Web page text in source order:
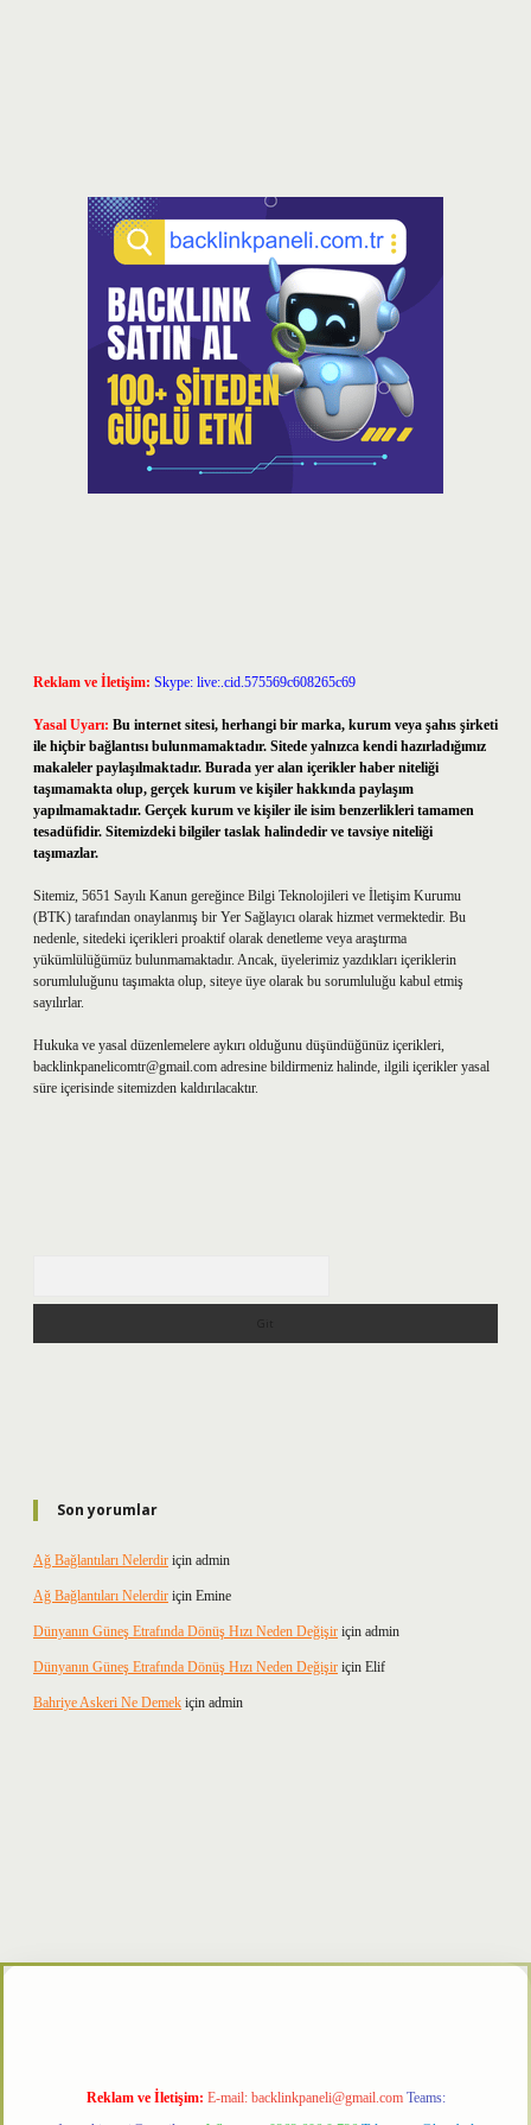
Reklam ve İletişim: Skype: live:.cid.575569c608265c69
Yasal Uyarı: Bu internet sitesi, herhangi bir marka, kurum veya şahıs şirketi
ile hiçbir bağlantısı bulunmamaktadır. Sitede yalnızca kendi hazırladığımız
makaleler paylaşılmaktadır. Burada yer alan içerikler haber niteliği
taşımamakta olup, gerçek kurum ve kişiler hakkında paylaşım
yapılmamaktadır. Gerçek kurum ve kişiler ile isim benzerlikleri tamamen
tesadüfidir. Sitemizdeki bilgiler taslak halindedir ve tavsiye niteliği
taşımazlar.
Sitemiz, 5651 Sayılı Kanun gereğince Bilgi Teknolojileri ve İletişim Kurumu
(BTK) tarafından onaylanmış bir Yer Sağlayıcı olarak hizmet vermektedir. Bu
nedenle, sitedeki içerikleri proaktif olarak denetleme veya araştırma
yükümlülüğümüz bulunmamaktadır. Ancak, üyelerimiz yazdıkları içeriklerin
sorumluluğunu taşımakta olup, siteye üye olarak bu sorumluluğu kabul etmiş
sayılırlar.
Hukuka ve yasal düzenlemelere aykırı olduğunu düşündüğünüz içerikleri,
backlinkpanelicomtr@gmail.com adresine bildirmeniz halinde, ilgili içerikler yasal
süre içerisinde sitemizden kaldırılacaktır.
Son yorumlar
Ağ Bağlantıları Nelerdir için admin
Ağ Bağlantıları Nelerdir için Emine
Dünyanın Güneş Etrafında Dönüş Hızı Neden Değişir için admin
Dünyanın Güneş Etrafında Dönüş Hızı Neden Değişir için Elif
Bahriye Askeri Ne Demek için admin
Reklam ve İletişim: E-mail: backlinkpaneli@gmail.com Teams: